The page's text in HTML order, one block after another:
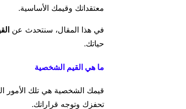
معتقداتك وقيمك الأساسية.
في هذا المقال، سنتحدث عن
حياتك.
ما هي القيم الشخصية
قيمك الشخصية هي تلك الأمور
تحفزك وتوجه قراراتك.